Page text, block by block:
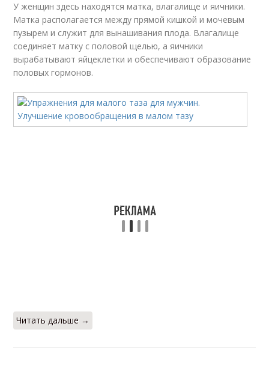
У женщин здесь находятся матка, влагалище и яичники.
Матка располагается между прямой кишкой и мочевым
пузырем и служит для вынашивания плода. Влагалище
соединяет матку с половой щелью, а яичники
вырабатывают яйцеклетки и обеспечивают образование
половых гормонов.
Читать дальше →